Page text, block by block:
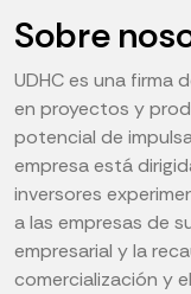
Sobre
UDHC es una firma
en proyectos y
potencial de
empresa está
inversores
a las empresas de
empresarial y la
comercialización y